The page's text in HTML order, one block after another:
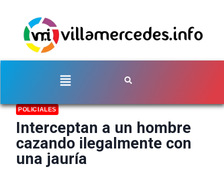
POLICIALES
Interceptan a un hombre
cazando ilegalmente con
una jauría